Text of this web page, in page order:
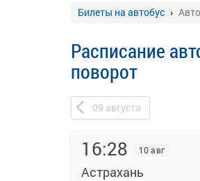
Билеты на автобус
Расписание
поворот
09 августа
16:28 10 авг
Астрахань